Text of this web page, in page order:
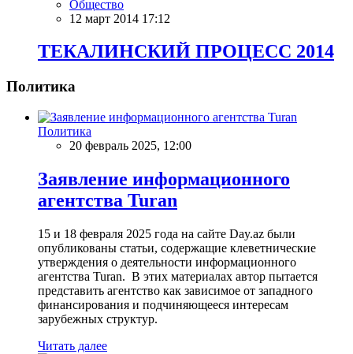
Общество
12 март 2014 17:12
ТЕКАЛИНСКИЙ ПРОЦЕСС 2014
Политика
Политика
20 февраль 2025, 12:00
Заявление информационного
агентства Turan
15 и 18 февраля 2025 года на сайте Day.az были
опубликованы статьи, содержащие клеветнические
утверждения о деятельности информационного
агентства Turan. В этих материалах автор пытается
представить агентство как зависимое от западного
финансирования и подчиняющееся интересам
зарубежных структур.
Читать далее